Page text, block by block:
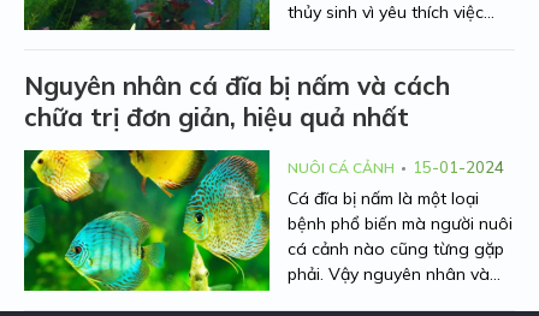
thủy sinh vì yêu thích việc
nhiều niềm vui thích đến cho
người nuôi. Hiểu được mối
quan tâm đó, Người Nhà
Nông sẽ chia sẻ cho các bạn
các loại cá cảnh sinh sản
nhanh nhất ở bài viết này.
Cùng theo dõi nhé!
Nguyên nhân cá đĩa bị nấm và cách
chữa trị đơn giản, hiệu quả nhất
NUÔI CÁ CẢNH 15-01-2024
Cá đĩa bị nấm là một loại
bệnh phổ biến mà người nuôi
cá cảnh nào cũng từng gặp
phải. Vậy nguyên nhân và